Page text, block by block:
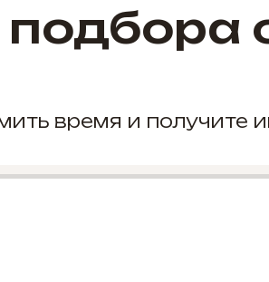
время и получите